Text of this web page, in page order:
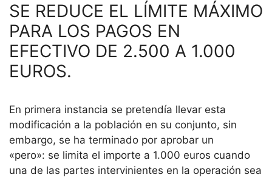
SE REDUCE EL LÍMITE MÁXIMO
PARA LOS PAGOS EN
EFECTIVO DE 2.500 A 1.000
EUROS.
En primera instancia se pretendía llevar esta
modificación a la población en su conjunto, sin
embargo, se ha terminado por aprobar un
«pero»: se limita el importe a 1.000 euros cuando
una de las partes intervinientes en la operación sea